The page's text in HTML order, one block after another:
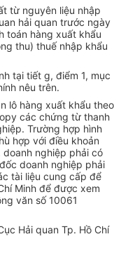
từ nguyên liệu nhập
hải quan trước ngày
toán hàng xuất khẩu
thu) thuế nhập khẩu
tại tiết g, điểm 1, mục
nêu trên.
lô hàng xuất khẩu theo
các chứng từ thanh
Trường hợp hình
hợp với điều khoản
nghiệp phải có
doanh nghiệp phải
tài liệu cung cấp để
Minh để được xem
văn số 10061
Hải quan Tp. Hồ Chí